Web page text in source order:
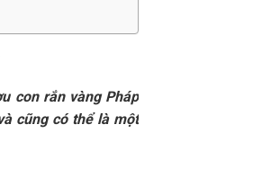
con rắn vàng Pháp
cũng có thể là một